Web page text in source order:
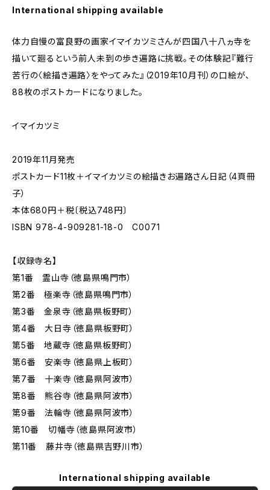
International shipping available
体力自慢の富良野の画家イマイカツミさんが四国八十八ヵ寺を
描いて廻るという前人未到の歩き遍路に挑戦。その体験記『難行
苦行の〈絵描き遍路〉をやってみた』（2019年10月刊）の口絵が、
88枚のポストカードになりました。
イマイカツミ
2019年11月発売
ポストカード11枚＋イマイカツミの絵描きお遍路さん日記（4頁冊
子）
本体680円＋税〔税込748円〕
ISBN 978-4-909281-18-0 C0071
【収録寺名】
第1番 霊山寺（徳島県鳴門市）
第2番 極楽寺（徳島県鳴門市）
第3番 金泉寺（徳島県板野町）
第4番 大日寺（徳島県板野町）
第5番 地蔵寺（徳島県板野町）
第6番 安楽寺（徳島県上板町）
第7番 十楽寺（徳島県阿波市）
第8番 熊谷寺（徳島県阿波市）
第9番 法輪寺（徳島県阿波市）
第10番 切幡寺（徳島県阿波市）
第11番 藤井寺（徳島県吉野川市）
International shipping available